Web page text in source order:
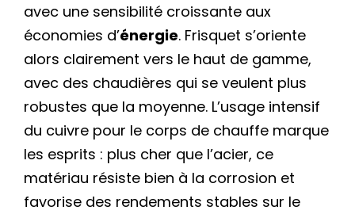
avec une sensibilité croissante aux
économies d’énergie. Frisquet s’oriente
alors clairement vers le haut de gamme,
avec des chaudières qui se veulent plus
robustes que la moyenne. L’usage intensif
du cuivre pour le corps de chauffe marque
les esprits : plus cher que l’acier, ce
matériau résiste bien à la corrosion et
favorise des rendements stables sur le